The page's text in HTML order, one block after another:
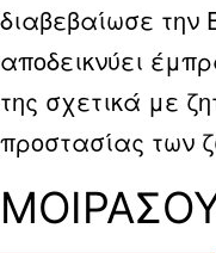
διαβεβαίωσε την
αποδεικνύει
της σχετικά με
προστασίας των